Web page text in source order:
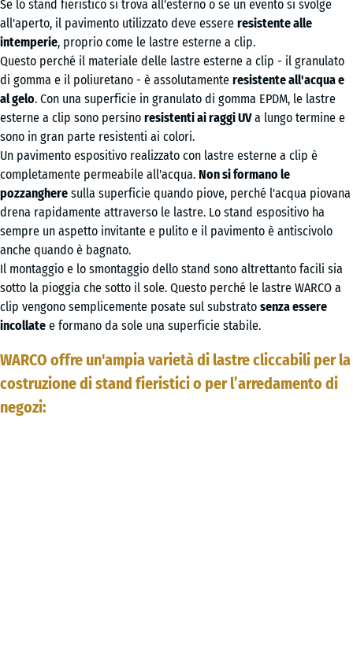
Se lo stand fieristico si trova all'esterno o se un evento si svolge
all'aperto, il pavimento utilizzato deve essere resistente alle
intemperie, proprio come le lastre esterne a clip.
Questo perché il materiale delle lastre esterne a clip - il granulato
di gomma e il poliuretano - è assolutamente resistente all'acqua e
al gelo. Con una superficie in granulato di gomma EPDM, le lastre
esterne a clip sono persino resistenti ai raggi UVa lungo termine e
sono in gran parte resistenti ai colori.
Un pavimento espositivo realizzato con lastre esterne a clip è
completamente permeabile all'acqua. Non si formano le
pozzanghere sulla superficie quando piove, perché l'acqua piovana
drena rapidamente attraverso le lastre. Lo stand espositivo ha
sempre un aspetto invitante e pulito e il pavimento è antiscivolo
anche quando è bagnato.
Il montaggio e lo smontaggio dello stand sono altrettanto facili sia
sotto la pioggia che sotto il sole. Questo perché le lastre WARCO a
clip vengono semplicemente posate sul substrato senza essere
incollate e formano da sole una superficie stabile.
WARCO offre un'ampia varietà di lastre cliccabili per la
costruzione di stand fieristici o per l’arredamento di
negozi: